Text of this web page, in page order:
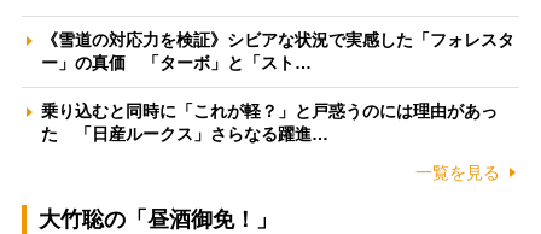
《雪道の対応力を検証》シビアな状況で実感した「フォレスタ
ー」の真価 「ターボ」と「スト…
乗り込むと同時に「これが軽？」と戸惑うのには理由があっ
た 「日産ルークス」さらなる躍進…
一覧を見る
大竹聡の「昼酒御免！」